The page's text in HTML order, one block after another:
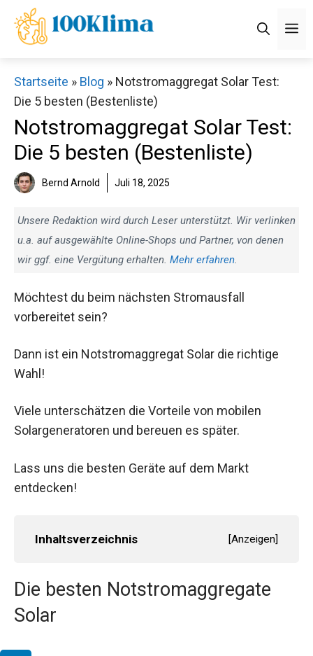
Inhalt
springen
Startseite » Blog » Notstromaggregat Solar Test:
Die 5 besten (Bestenliste)
Notstromaggregat Solar Test:
Die 5 besten (Bestenliste)
Bernd Arnold Juli 18, 2025
Unsere Redaktion wird durch Leser unterstützt. Wir verlinken
u.a. auf ausgewählte Online-Shops und Partner, von denen
wir ggf. eine Vergütung erhalten. Mehr erfahren.
Möchtest du beim nächsten Stromausfall
vorbereitet sein?
Dann ist ein Notstromaggregat Solar die richtige
Wahl!
Viele unterschätzen die Vorteile von mobilen
Solargeneratoren und bereuen es später.
Lass uns die besten Geräte auf dem Markt
entdecken!
Inhaltsverzeichnis [Anzeigen]
Die besten Notstromaggregate
Solar